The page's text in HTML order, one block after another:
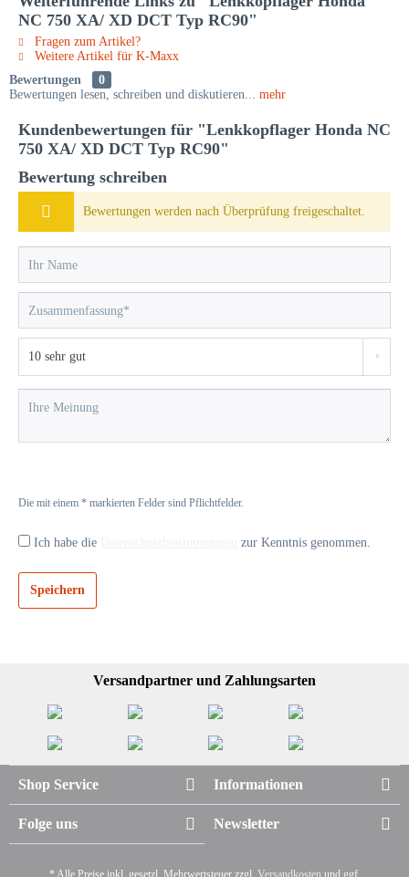
NC 750 XA/ XD DCT Typ RC90"
Fragen zum Artikel?
Weitere Artikel für K-Maxx
Bewertungen
0
Bewertungen lesen, schreiben und diskutieren... mehr
Kundenbewertungen für "Lenkkopflager Honda NC
750 XA/ XD DCT Typ RC90"
Bewertung schreiben
Bewertungen werden nach Überprüfung freigeschaltet.
Die mit einem * markierten Felder sind Pflichtfelder.
Ich habe die zur Kenntnis genommen.
Speichern
Versandpartner und Zahlungsarten
Shop Service Informationen
Folge uns Newsletter